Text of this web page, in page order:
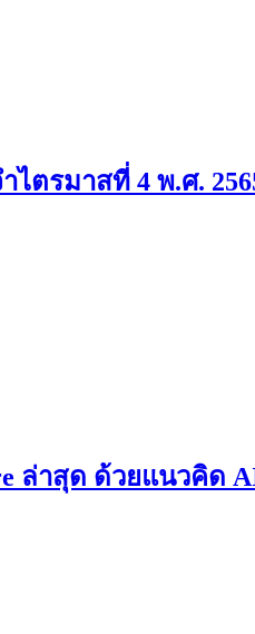
ไตรมาสที่ 4 พ.ศ.
ล่าสุด ด้วยแนวคิด